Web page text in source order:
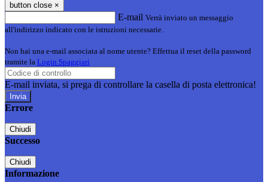
button close ×
E-mail Verrà inviato un messaggio
all'indirizzo indicato con le istruzioni necessarie.
Non hai una e-mail associata al nome utente? Effettua il reset della password
tramite la Login Spaggiari
E-mail inviata, si prega di controllare la casella di posta elettronica!
Errore
Chiudi
Successo
Chiudi
Informazione